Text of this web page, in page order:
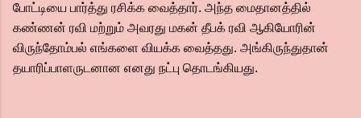
போட்டியை பார்த்து ரசிக்க வைத்தார். அந்த மைதானத்தில்
கண்ணன் ரவி மற்றும் அவரது மகன் தீபக் ரவி ஆகியோரின்
விருந்தோம்பல் எங்களை வியக்க வைத்தது. அங்கிருந்துதான்
தயாரிப்பாளருடனான எனது நட்பு தொடங்கியது.